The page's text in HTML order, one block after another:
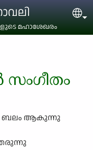
മഹാശേഖരം
ബലം ആകുന്നു
തരുന്നു